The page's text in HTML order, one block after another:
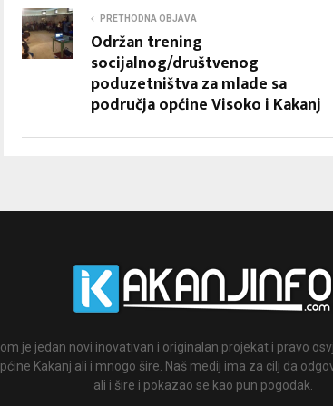
PRETHODNA OBJAVA
Održan trening
socijalnog/društvenog
poduzetništva za mlade sa
područja općine Visoko i Kakanj
je jedan novi inovativan i originalan projekat i pravo
Kakanj ali i mnogo šire. Naš medij ima za cilj da
ali i šire i pokazao se kao pun pogodak.